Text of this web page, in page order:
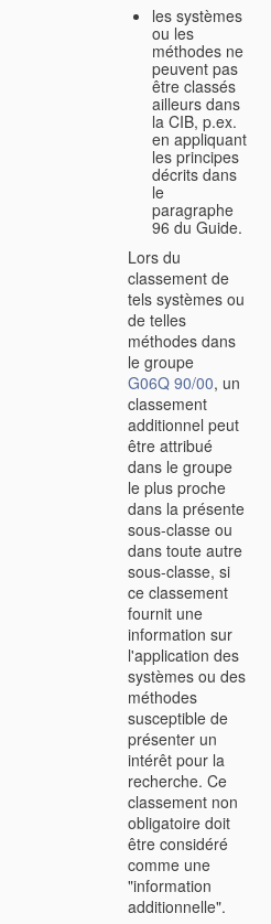
les systèmes
ou les
méthodes ne
peuvent pas
être classés
ailleurs dans
la CIB, p.ex.
en appliquant
les principes
décrits dans
le
paragraphe
96 du Guide.
Lors du
classement de
tels systèmes ou
de telles
méthodes dans
le groupe
G06Q 90/00, un
classement
additionnel peut
être attribué
dans le groupe
le plus proche
dans la présente
sous-classe ou
dans toute autre
sous-classe, si
ce classement
fournit une
information sur
l'application des
systèmes ou des
méthodes
susceptible de
présenter un
intérêt pour la
recherche. Ce
classement non
obligatoire doit
être considéré
comme une
"information
additionnelle".